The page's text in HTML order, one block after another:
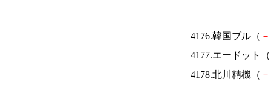
4176.韓国ブル（ －
4177.エードット（
4178.北川精機（ －